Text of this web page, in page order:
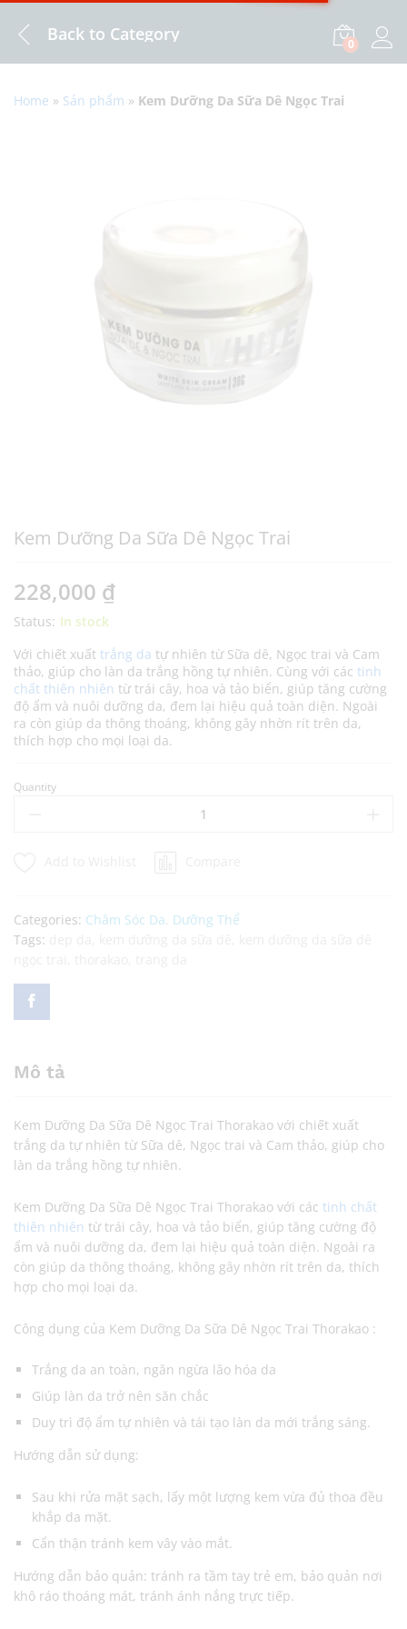
Back to Category 0
Home » Sản phẩm » Kem Dưỡng Da Sữa Dê Ngọc Trai
Kem Dưỡng Da Sữa Dê Ngọc Trai
228,000 ₫
Status: In stock
Với chiết xuất trắng da tự nhiên từ Sữa dê, Ngọc trai và Cam
thảo, giúp cho làn da trắng hồng tự nhiên. Cùng với các tinh
chất thiên nhiên từ trái cây, hoa và tảo biển, giúp tăng cường
độ ẩm và nuôi dưỡng da, đem lại hiệu quả toàn diện. Ngoài
ra còn giúp da thông thoáng, không gây nhờn rít trên da,
thích hợp cho mọi loại da.
Quantity
Categories: Chăm Sóc Da Dưỡng Thể
Tags:
Mô tả
Kem Dưỡng Da Sữa Dê Ngọc Trai Thorakao với chiết xuất
trắng da tự nhiên từ Sữa dê, Ngọc trai và Cam thảo, giúp cho
làn da trắng hồng tự nhiên.
Kem Dưỡng Da Sữa Dê Ngọc Trai Thorakao với các tinh chất
thiên nhiên từ trái cây, hoa và tảo biển, giúp tăng cường độ
ẩm và nuôi dưỡng da, đem lại hiệu quả toàn diện. Ngoài ra
còn giúp da thông thoáng, không gây nhờn rít trên da, thích
hợp cho mọi loại da.
Công dụng của Kem Dưỡng Da Sữa Dê Ngọc Trai Thorakao :
Trắng da an toàn, ngăn ngừa lão hóa da
Giúp làn da trở nên săn chắc
Duy trì độ ẩm tự nhiên và tái tạo làn da mới trắng sáng.
Hướng dẫn sử dụng:
Sau khi rửa mặt sạch, lấy một lượng kem vừa đủ thoa đều
khắp da mặt.
Cẩn thận tránh kem vây vào mắt.
Hướng dẫn bảo quản: tránh ra tầm tay trẻ em, bảo quản nơi
khô ráo thoáng mát, tránh ánh nắng trực tiếp.